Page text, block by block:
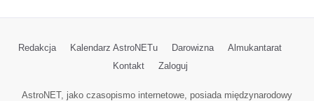
Redakcja Kalendarz AstroNETu Darowizna
Almukantarat
Kontakt
Zaloguj
AstroNET, jako czasopismo internetowe, posiada międzynarodowy